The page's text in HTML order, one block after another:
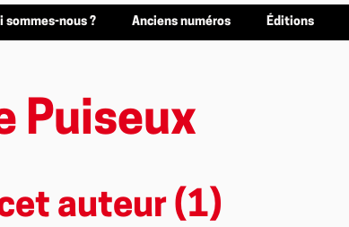
sommes-nous ? Anciens numéros Éditions
Puiseux
auteur (1)